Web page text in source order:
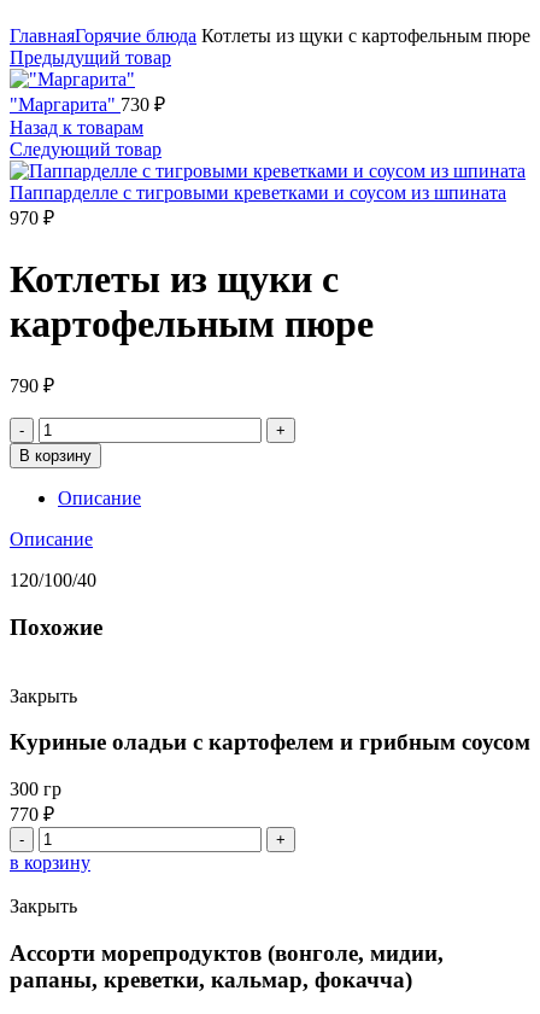
ГлавнаяГорячие блюда Котлеты из щуки с картофельным пюре
Предыдущий товар
"Маргарита" 730 ₽
Назад к товарам
Следующий товар
Паппарделле с тигровыми креветками и соусом из шпината
970 ₽
Котлеты из щуки с
картофельным пюре
790 ₽
Количество
товара
Котлеты
из
щуки
с
пюре
В корзину
Описание
Описание
120/100/40
Похожие
Закрыть
Куриные оладьи с картофелем и грибным соусом
300 гр
770 ₽
Количество
товара
Куриные
оладьи
с
и
грибным
в корзину
Закрыть
Ассорти морепродуктов (вонголе, мидии,
рапаны, креветки, кальмар, фокачча)